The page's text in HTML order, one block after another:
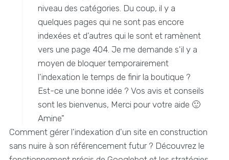
niveau des catégories. Du coup, il y a
quelques pages qui ne sont pas encore
indexées et d'autres qui le sont et ramènent
vers une page 404. Je me demande s'il y a
moyen de bloquer temporairement
l'indexation le temps de finir la boutique ?
Est-ce une bonne idée ? Vos avis et conseils
sont les bienvenus, Merci pour votre aide 🙂
Amine"
Comment gérer l'indexation d'un site en construction
sans nuire à son référencement futur ? Découvrez le